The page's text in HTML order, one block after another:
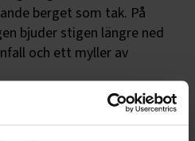
berget som tak. På
bjuder stigen längre ned
och ett myller av